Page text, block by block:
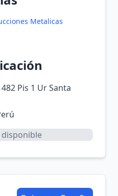
Metalicas
Pis 1 Ur Santa